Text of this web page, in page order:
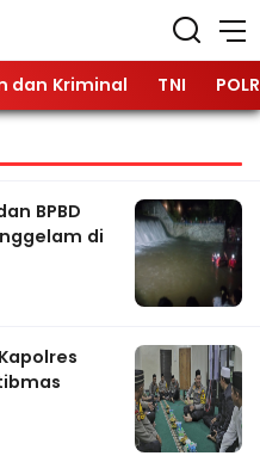
dan Kriminal TNI
BPBD
di